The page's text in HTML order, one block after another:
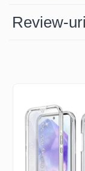
Review-uri